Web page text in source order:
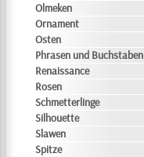
Olmeken
Ornament
Osten
Phrasen und Buchstaben
Renaissance
Rosen
Schmetterlinge
Silhouette
Slawen
Spitze